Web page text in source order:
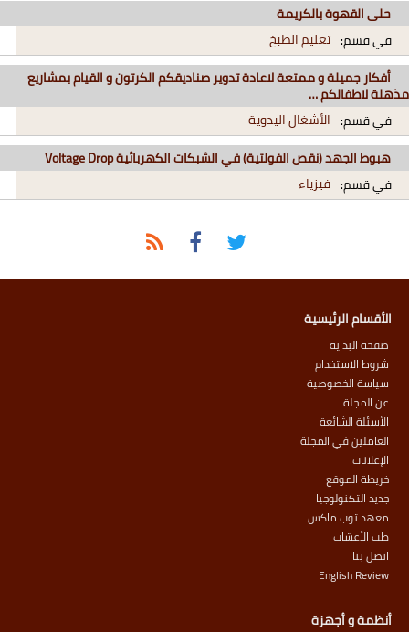
حلى القهوة بالكريمة
في قسم: تعليم الطبخ
أفكار جميلة و ممتعة لاعادة تدوير صناديقكم الكرتون و القيام بمشاريع
مذهلة لاطفالكم …
في قسم: الأشغال اليدوية
هبوط الجهد (نقص الفولتية) في الشبكات الكهربائية Voltage Drop
في قسم: فيزياء
الأقسام الرئيسية
صفحة البداية
شروط الاستخدام
سياسة الخصوصية
عن المجلة
الأسئلة الشائعة
العاملين في المجلة
الإعلانات
خريطة الموقع
جديد التكنولوجيا
معهد توب ماكس
طب الأعشاب
اتصل بنا
English Review
أنظمة و أجهزة